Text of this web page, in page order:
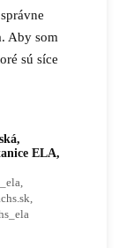
Aby som
sú síce
ELA,